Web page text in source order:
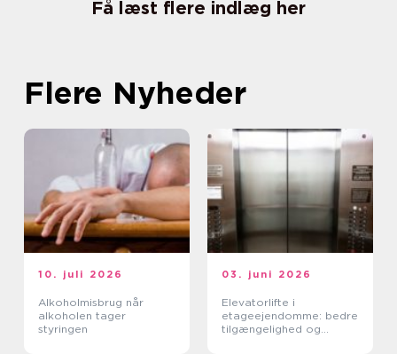
Få læst flere indlæg her
Flere Nyheder
10. juli 2026
Alkoholmisbrug når
alkoholen tager
styringen
03. juni 2026
Elevatorlifte i
etageejendomme: bedre
tilgængelighed og